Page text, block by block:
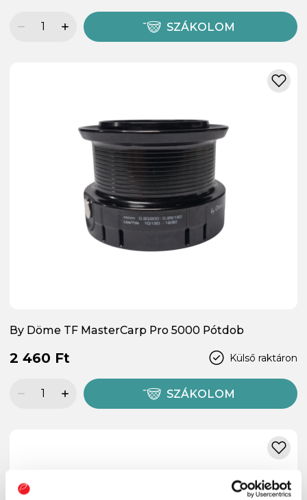
SZÁKOLOM
By Döme TF MasterCarp Pro 5000 Pótdob
Külső raktáron
2 460 Ft
SZÁKOLOM